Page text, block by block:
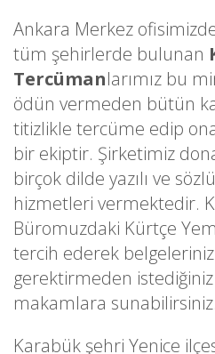
Ankara Merkez
tüm şehirlerde bulunan
Tercümanlarımız bu
ödün vermeden bütün
titizlikle tercüme edip
bir ekiptir. Şirketimiz
birçok dilde yazılı ve
hizmetleri vermektedir.
Büromuzdaki Kürtçe
tercih ederek
gerektirmeden
makamlara sunabilirsiniz.
Karabük şehri Yenice